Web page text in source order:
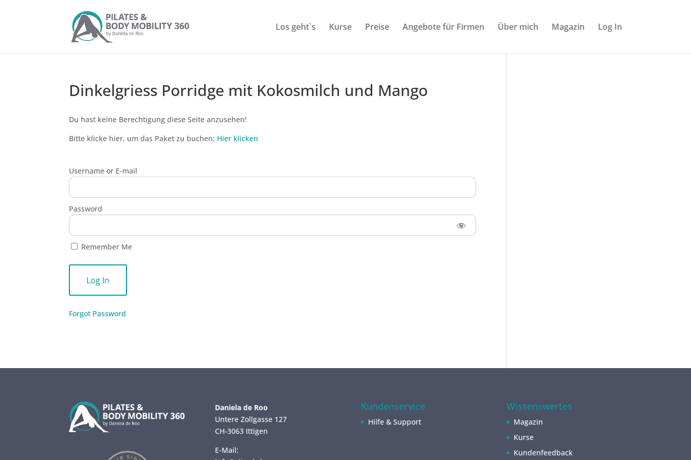
Los geht`s Kurse Preise Angebote für Firmen Über mich Magazin Log In
Dinkelgriess Porridge mit Kokosmilch und Mango
Du hast keine Berechtigung diese Seite anzusehen!
Bitte klicke hier, um das Paket zu buchen: Hier klicken
Username or E-mail
Password
Remember Me
Forgot Password
Daniela de Roo
Untere Zollgasse 127
CH-3063 Ittigen
E-Mail:
Kundenservice
Hilfe & Support
Wissenswertes
Magazin
Kurse
Kundenfeedback